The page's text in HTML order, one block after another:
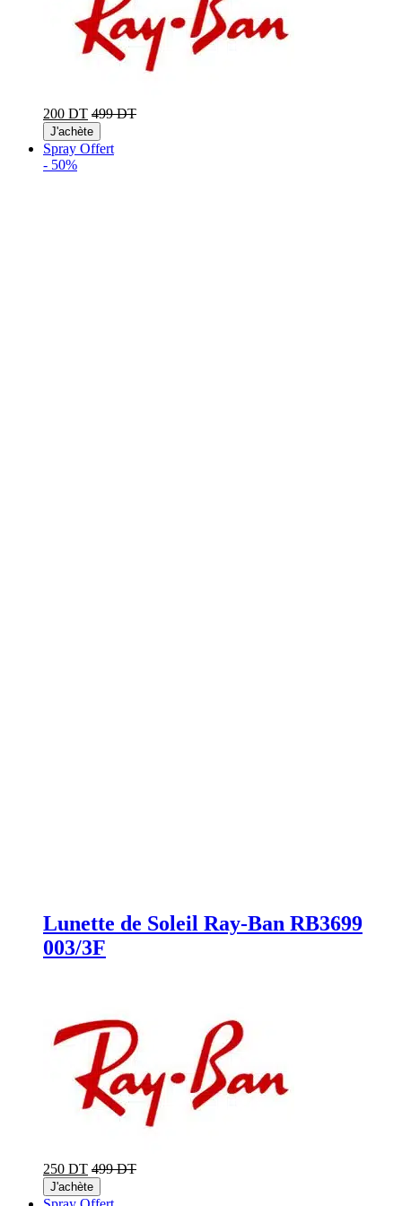
200 DT 499 DT
J'achète
Spray Offert
- 50%
Lunette de Soleil Ray-Ban RB3699
003/3F
250 DT 499 DT
J'achète